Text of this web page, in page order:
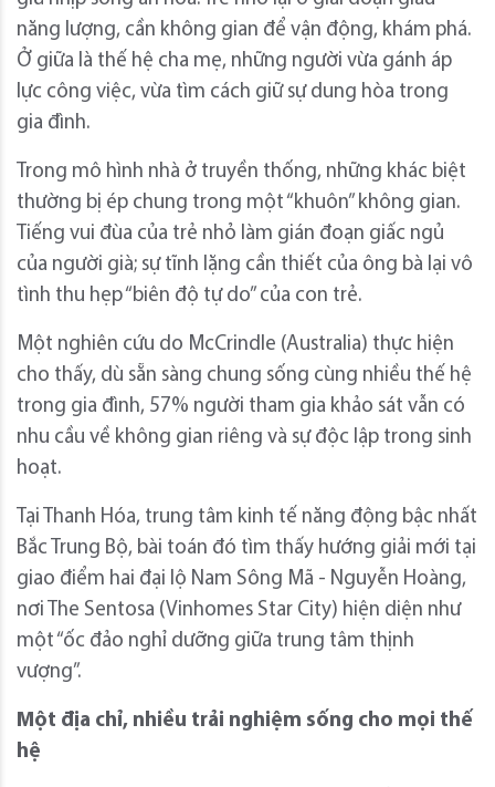
năng lượng, cần không gian để vận động, khám phá.
Ở giữa là thế hệ cha mẹ, những người vừa gánh áp
lực công việc, vừa tìm cách giữ sự dung hòa trong
gia đình.
Trong mô hình nhà ở truyền thống, những khác biệt
thường bị ép chung trong một “khuôn” không gian.
Tiếng vui đùa của trẻ nhỏ làm gián đoạn giấc ngủ
của người già; sự tĩnh lặng cần thiết của ông bà lại vô
tình thu hẹp “biên độ tự do” của con trẻ.
Một nghiên cứu do McCrindle (Australia) thực hiện
cho thấy, dù sẵn sàng chung sống cùng nhiều thế hệ
trong gia đình, 57% người tham gia khảo sát vẫn có
nhu cầu về không gian riêng và sự độc lập trong sinh
hoạt.
Tại Thanh Hóa, trung tâm kinh tế năng động bậc nhất
Bắc Trung Bộ, bài toán đó tìm thấy hướng giải mới tại
giao điểm hai đại lộ Nam Sông Mã - Nguyễn Hoàng,
nơi The Sentosa (Vinhomes Star City) hiện diện như
một “ốc đảo nghỉ dưỡng giữa trung tâm thịnh
vượng”.
Một địa chỉ, nhiều trải nghiệm sống cho mọi thế
hệ